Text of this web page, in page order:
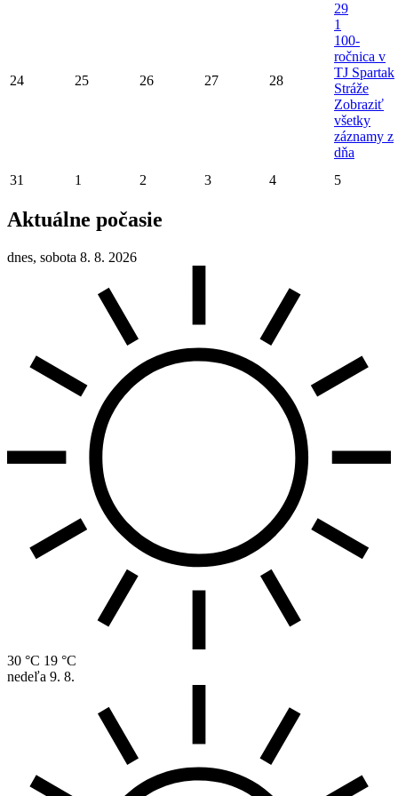
24 25 26 27 28
29
1
100-
ročnica v
TJ Spartak
Stráže
Zobraziť
všetky
záznamy z
dňa
31
1 2 3 4 5
Aktuálne počasie
dnes, sobota 8. 8. 2026
30 °C 19 °C
nedeľa 9. 8.